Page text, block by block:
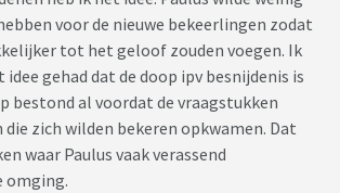
voor de nieuwe bekeerlingen zodat
tot het geloof zouden voegen. Ik
gehad dat de doop ipv besnijdenis is
bestond al voordat de vraagstukken
zich wilden bekeren opkwamen. Dat
waar Paulus vaak verassend
omging.